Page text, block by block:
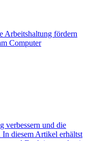
Arbeitshaltung fördern
Computer
verbessern und die
diesem Artikel erhältst